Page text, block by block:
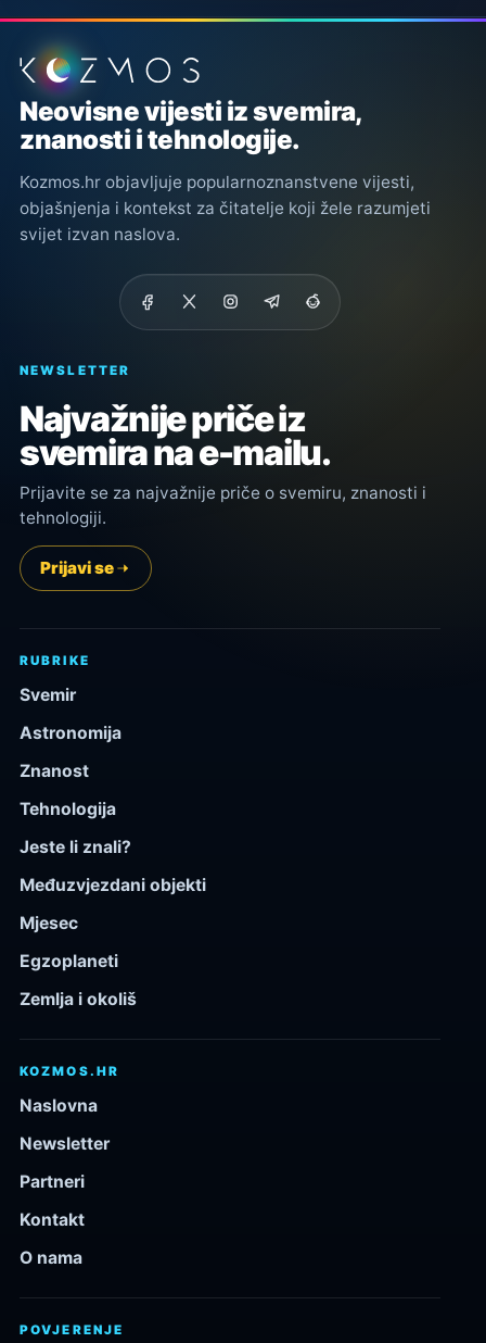
Podnožje stranice
Neovisne vijesti iz svemira,
znanosti i tehnologije.
Kozmos.hr objavljuje popularnoznanstvene vijesti,
objašnjenja i kontekst za čitatelje koji žele razumjeti
svijet izvan naslova.
NEWSLETTER
Najvažnije priče iz
svemira na e-mailu.
Prijavite se za najvažnije priče o svemiru, znanosti i
tehnologiji.
Prijavi se
RUBRIKE
Svemir
Astronomija
Znanost
Tehnologija
Jeste li znali?
Međuzvjezdani objekti
Mjesec
Egzoplaneti
Zemlja i okoliš
KOZMOS.HR
Naslovna
Newsletter
Partneri
Kontakt
O nama
POVJERENJE